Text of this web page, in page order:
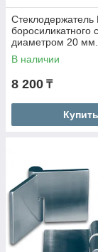
Стеклодержатель
боросиликатного
диаметром 20
склеивания.
В наличии
8 200 ₸
Купить